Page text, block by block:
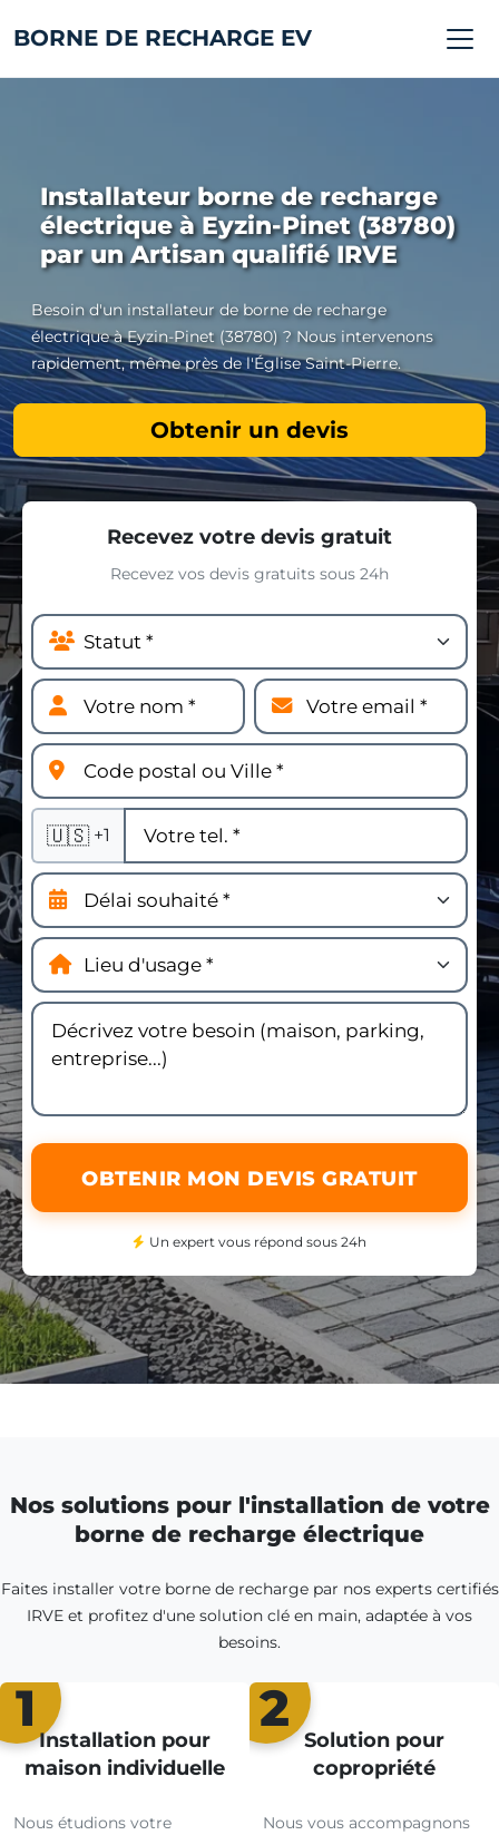
BORNE DE RECHARGE EV
Installateur borne de recharge
électrique à Eyzin-Pinet (38780)
par un Artisan qualifié IRVE
Besoin d'un installateur de borne de recharge
électrique à Eyzin-Pinet (38780) ? Nous intervenons
rapidement, même près de l'Église Saint-Pierre.
Obtenir un devis
Recevez votre devis gratuit
Recevez vos devis gratuits sous 24h
🇺🇸 +1
OBTENIR MON DEVIS GRATUIT
Un expert vous répond sous 24h
Nos solutions pour l'installation de votre
borne de recharge électrique
Faites installer votre borne de recharge par nos experts certifiés
IRVE et profitez d'une solution clé en main, adaptée à vos
besoins.
1
Installation pour
maison individuelle
Nous étudions votre
2
Solution pour
copropriété
Nous vous accompagnons